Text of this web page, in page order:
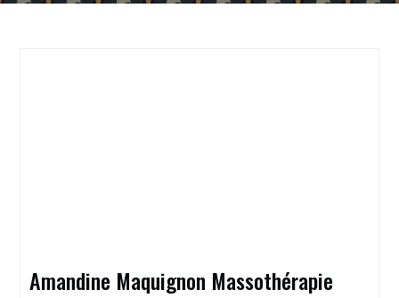
Amandine Maquignon Massothérapie